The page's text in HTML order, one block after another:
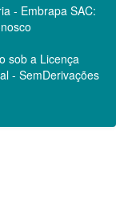
- Embrapa SAC:
sob a Licença
- SemDerivações